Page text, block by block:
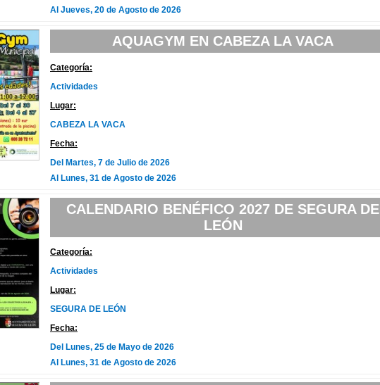
Al Jueves, 20 de Agosto de 2026
AQUAGYM EN CABEZA LA VACA
Categoría:
Actividades
Lugar:
CABEZA LA VACA
Fecha:
Del Martes, 7 de Julio de 2026
Al Lunes, 31 de Agosto de 2026
CALENDARIO BENÉFICO 2027 DE SEGURA DE
LEÓN
Categoría:
Actividades
Lugar:
SEGURA DE LEÓN
Fecha:
Del Lunes, 25 de Mayo de 2026
Al Lunes, 31 de Agosto de 2026